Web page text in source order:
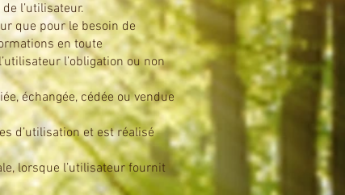
l’utilisateur.
que pour le besoin de
en toute
l’obligation ou non
échangée, cédée ou vendue
d’utilisation et est réalisé
lorsque l’utilisateur fournit